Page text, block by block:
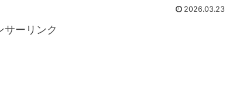
2026.03.23
サーリンク